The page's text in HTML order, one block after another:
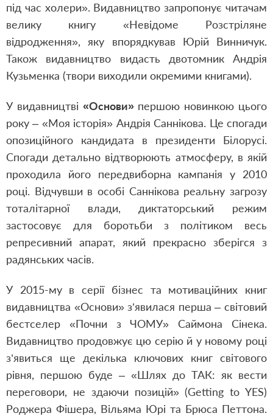
під час холери». Видавництво запропонує читачам
велику книгу «Невідоме Розстріляне
відродження», яку впорядкував Юрій Винничук.
Також видавництво видасть двотомник Андрія
Кузьменка (твори виходили окремими книгами).
У видавництві «Основи»першою новинкою цього
року – «Моя історія» Андрія Саннікова. Це спогади
опозиційного кандидата в президенти Білорусі.
Спогади детально відтворюють атмосферу, в якій
проходила його передвиборна кампанія у 2010
році. Відчувши в особі Саннікова реальну загрозу
тоталітарної влади, диктаторський режим
застосовує для боротьби з політиком весь
репресивний апарат, який прекрасно зберігся з
радянських часів.
У 2015-му в серії бізнес та мотиваційних книг
видавництва «Основи» з’явилася перша – світовий
бестселер «Почни з ЧОМУ» Саймона Сінека.
Видавництво продовжує цю серію й у новому році
з’явиться ще декілька ключових книг світового
рівня, першою буде – «Шлях до ТАК: як вести
переговори, не здаючи позицій» (Getting to YES)
Роджера Фішера, Вільяма Юрі та Брюса Петтона.